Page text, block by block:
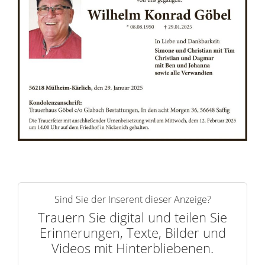
n
e
Sind Sie der Inserent dieser Anzeige?
Trauern Sie digital und teilen Sie
Erinnerungen, Texte, Bilder und
Videos mit Hinterbliebenen.